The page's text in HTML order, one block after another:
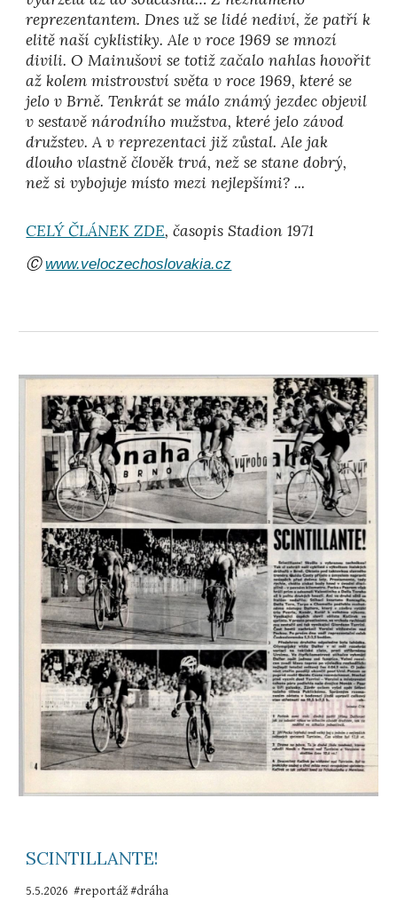
reprezentantem. Dnes už se lidé nediví, že patří k
elitě naší cyklistiky. Ale v roce 1969 se mnozí
divili. O Mainušovi se totiž začalo nahlas hovořit
až kolem mistrovství světa v roce 1969, které se
jelo v Brně. Tenkrát se málo známý jezdec objevil
v sestavě národního mužstva, které jelo závod
družstev. A v reprezentaci již zůstal. Ale jak
dlouho vlastně člověk trvá, než se stane dobrý,
než si vybojuje místo mezi nejlepšími? ...
CELÝ ČLÁNEK ZDE, časopis Stadion 1971
Ⓒ www.veloczechoslovakia.cz
SCINTILLANTE!
5.5.2026 #reportáž#dráha